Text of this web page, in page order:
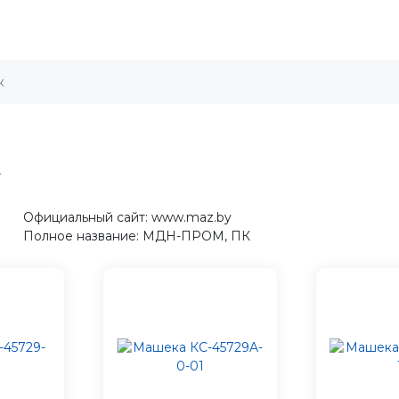
Официальный сайт: www.maz.by
Полное название: МДН-ПРОМ, ПК